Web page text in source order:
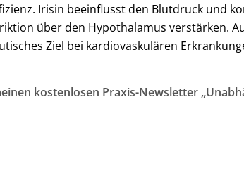
Irisin beeinflusst den Blutdruck und
über den Hypothalamus verstärken.
Ziel bei kardiovaskulären
kostenlosen Praxis-Newsletter